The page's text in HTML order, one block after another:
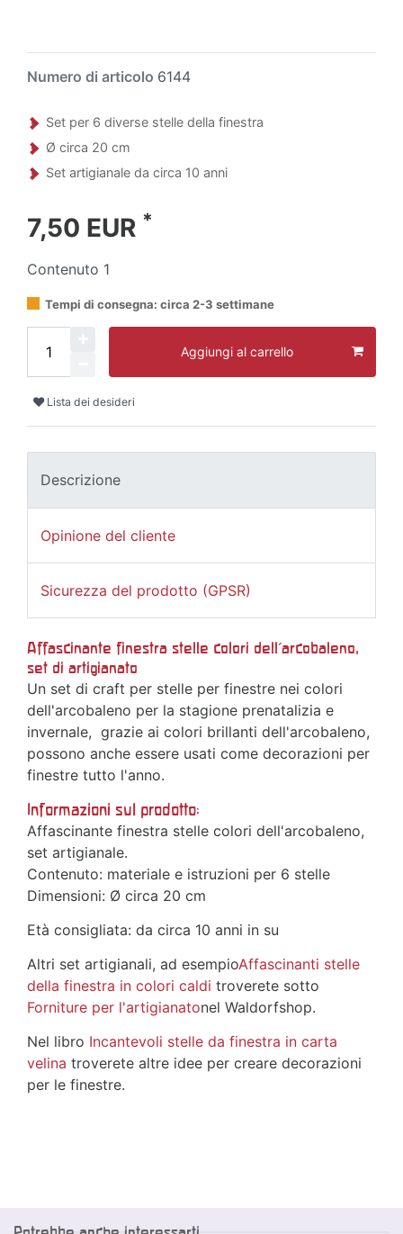
Numero di articolo 6144
Set per 6 diverse stelle della finestra
Ø circa 20 cm
Set artigianale da circa 10 anni
7,50 EUR *
Contenuto 1
Tempi di consegna: circa 2-3 settimane
Aggiungi al carrello
Lista dei desideri
Descrizione
Opinione del cliente
Sicurezza del prodotto (GPSR)
Affascinante finestra stelle colori dell'arcobaleno,
set di artigianato
Un set di craft per stelle per finestre nei colori
dell'arcobaleno per la stagione prenatalizia e
invernale, grazie ai colori brillanti dell'arcobaleno,
possono anche essere usati come decorazioni per
finestre tutto l'anno.
Informazioni sul prodotto:
Affascinante finestra stelle colori dell'arcobaleno,
set artigianale.
Contenuto: materiale e istruzioni per 6 stelle
Dimensioni: Ø circa 20 cm
Età consigliata: da circa 10 anni in su
Altri set artigianali, ad esempioAffascinanti stelle
della finestra in colori caldi troverete sotto
Forniture per l'artigianatonel Waldorfshop.
Nel libro Incantevoli stelle da finestra in carta
velina troverete altre idee per creare decorazioni
per le finestre.